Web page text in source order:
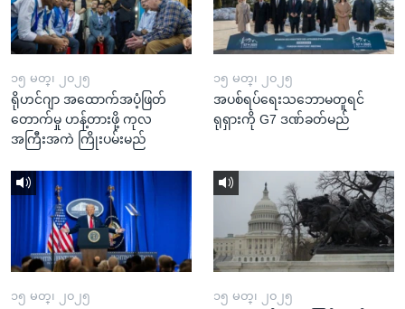
၁၅ မတ္၊ ၂၀၂၅
ရိုဟင်ဂျာ အထောက်အပံ့ဖြတ်
တောက်မှု ဟန့်တားဖို့ ကုလ
အကြီးအကဲ ကြိုးပမ်းမည်
၁၅ မတ္၊ ၂၀၂၅
အပစ်ရပ်ရေးသဘောမတူရင်
ရုရှားကို G7 ဒဏ်ခတ်မည်
၁၅ မတ္၊ ၂၀၂၅ ၁၅ မတ္၊ ၂၀၂၅